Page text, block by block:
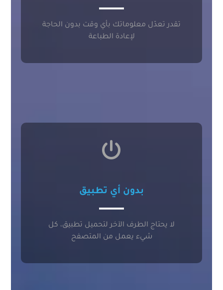
تقدر تعدّل معلوماتك بأي وقت بدون الحاجة
لإعادة الطباعة
بدون أي تطبيق
لا يحتاج الطرف الآخر لتحميل تطبيق، كل
شيء يعمل من المتصفح